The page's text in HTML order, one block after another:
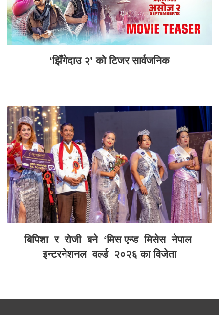
‘झिँगेदाउ २’ को टिजर सार्वजनिक
बिपिशा र रोजी बने ‘मिस एन्ड मिसेस नेपाल
इन्टरनेशनल वर्ल्ड २०२६ का विजेता